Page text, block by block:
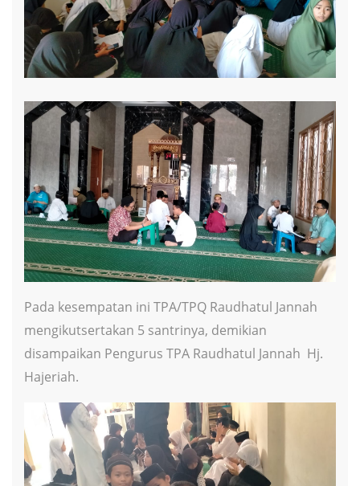
Pada kesempatan ini TPA/TPQ Raudhatul Jannah
mengikutsertakan 5 santrinya, demikian
disampaikan Pengurus TPA Raudhatul Jannah Hj.
Hajeriah.